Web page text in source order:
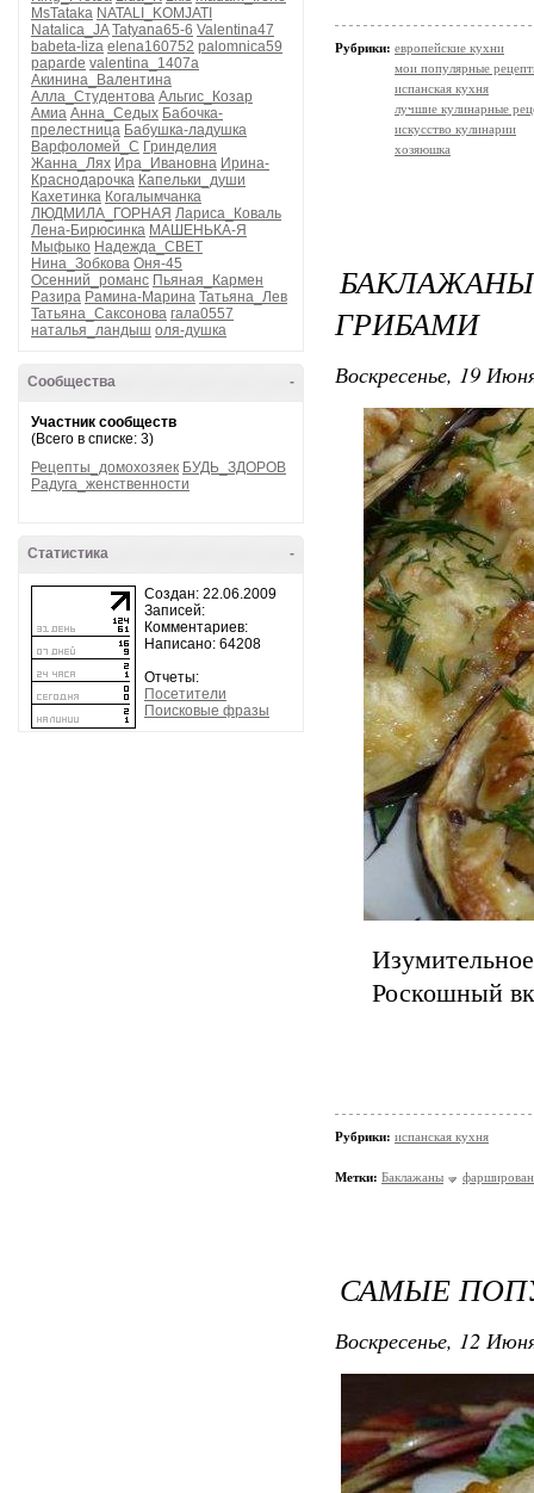
MsTataka NATALI_KOMJATI
Natalica_JA Tatyana65-6 Valentina47
babeta-liza elena160752 palomnica59
paparde valentina_1407a
Акинина_Валентина
Алла_Студентова Альгис_Козар
Амиа Анна_Седых Бабочка-
прелестница Бабушка-ладушка
Варфоломей_С Гринделия
Жанна_Лях Ира_Ивановна Ирина-
Краснодарочка Капельки_души
Кахетинка Когалымчанка
ЛЮДМИЛА_ГОРНАЯ Лариса_Коваль
Лена-Бирюсинка МАШЕНЬКА-Я
Мыфыко Надежда_СВЕТ
Нина_Зобкова Оня-45
Осенний_романс Пьяная_Кармен
Разира Рамина-Марина Татьяна_Лев
Татьяна_Саксонова гала0557
наталья_ландыш оля-душка
-
Сообщества
Участник сообществ
(Всего в списке: 3)
Рецепты_домохозяек БУДЬ_ЗДОРОВ
Радуга_женственности
-
Статистика
Создан: 22.06.2009
Записей:
Комментариев:
Написано: 64208
Отчеты:
Посетители
Поисковые фразы
Рубрики: европейские кухни
мои популярные
испанская кухня
лучшие кулинарные
искусство кулинарии
хозяюшка
ГРИБАМИ
Воскресенье, 19
Роскошный
Рубрики: испанская кухня
Метки: Баклажаны
САМЫЕ
Воскресенье, 12